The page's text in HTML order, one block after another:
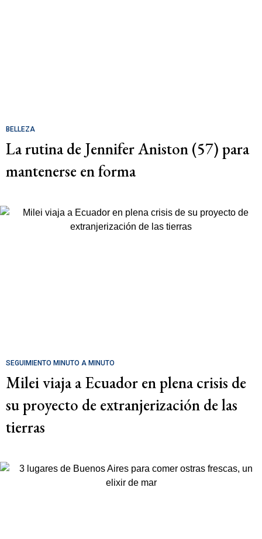
BELLEZA
La rutina de Jennifer Aniston (57) para
mantenerse en forma
SEGUIMIENTO MINUTO A MINUTO
Milei viaja a Ecuador en plena crisis de
su proyecto de extranjerización de las
tierras